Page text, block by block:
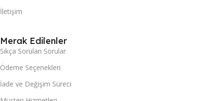
İletişim
Merak Edilenler
Sıkça Sorulan Sorular
Ödeme Seçenekleri
İade ve Değişim Süreci